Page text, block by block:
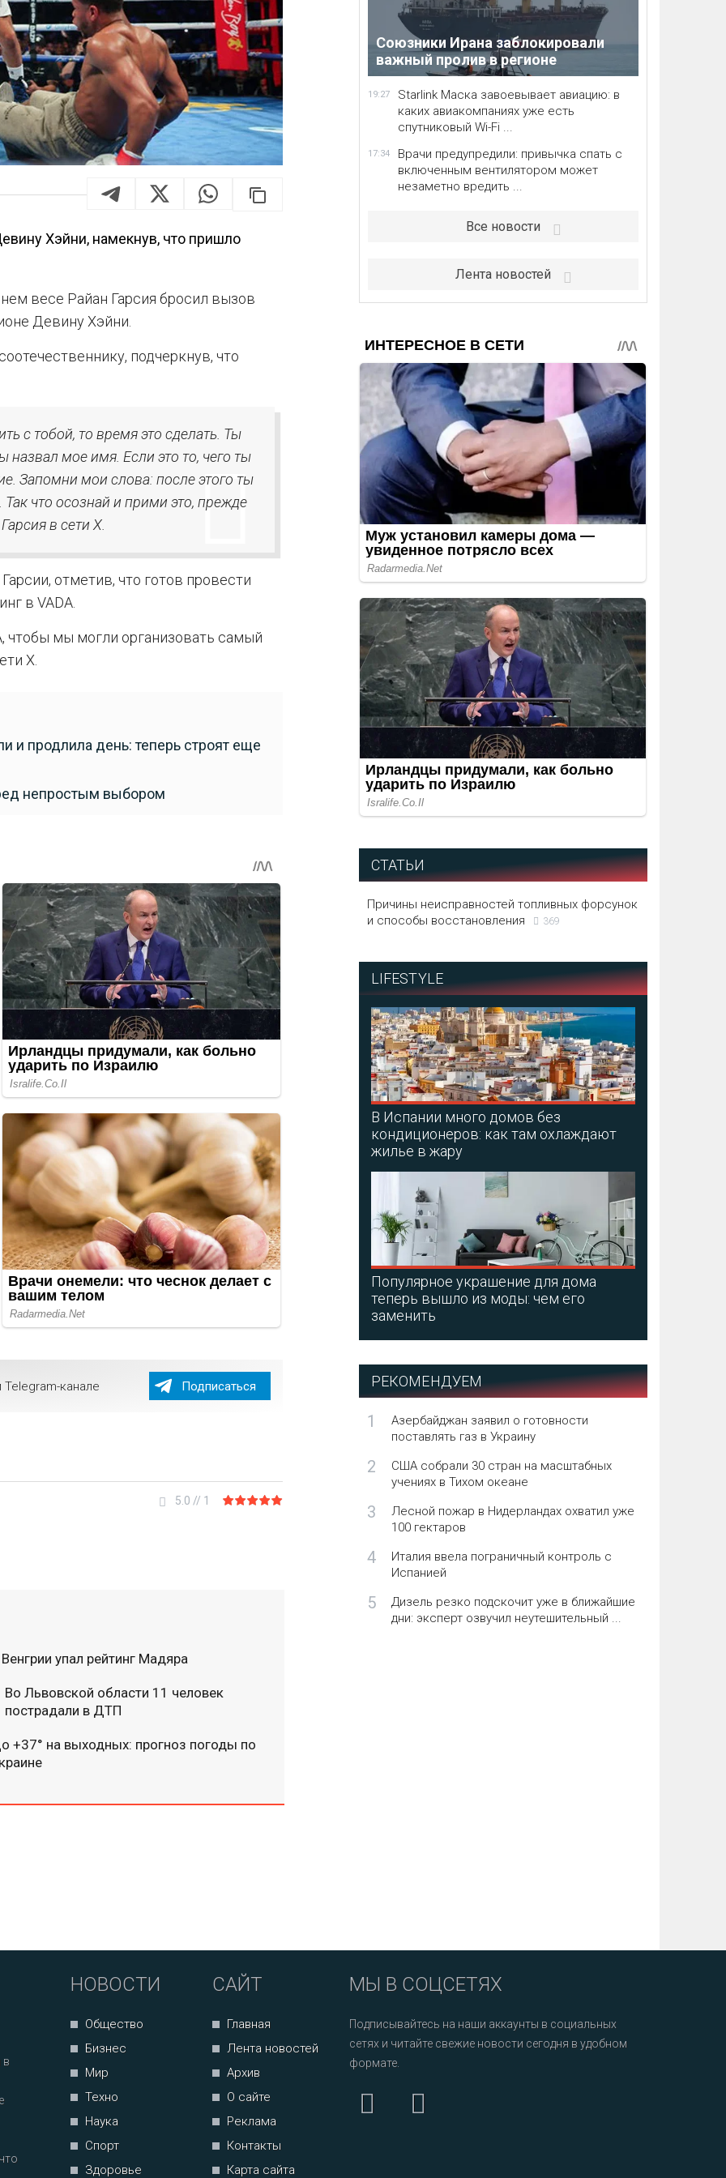
Хэйни, намекнув, что пришло
весе Райан Гарсия бросил вызов
Девину Хэйни.
подчеркнув, что
с тобой, то время это сделать. Ты
мое имя. Если это то, чего ты
Запомни мои слова: после этого ты
что осознай и прими это, прежде
в сети Х.
отметив, что готов провести
в VADA.
чтобы мы могли организовать самый
Х.
и продлила день: теперь строят еще
непростым выбором
канале Подписаться
5.0 // 1
упал рейтинг Мадяра
Во Львовской области 11 человек
пострадали в ДТП
+37° на выходных: прогноз погоды по
Союзники Ирана заблокировали
важный пролив в регионе
19:27
Starlink Маска завоевывает авиацию: в
каких авиакомпаниях уже есть
спутниковый Wi-Fi ...
17:34
Врачи предупредили: привычка спать с
включенным вентилятором может
незаметно вредить ...
Все новости
Лента новостей
СТАТЬИ
Причины неисправностей топливных форсунок
и способы восстановления
369
LIFESTYLE
В Испании много домов без
кондиционеров: как там охлаждают
жилье в жару
Популярное украшение для дома
теперь вышло из моды: чем его
заменить
РЕКОМЕНДУЕМ
1
Азербайджан заявил о готовности
поставлять газ в Украину
2
США собрали 30 стран на масштабных
учениях в Тихом океане
3
Лесной пожар в Нидерландах охватил уже
100 гектаров
4
Италия ввела пограничный контроль с
Испанией
5
Дизель резко подскочит уже в ближайшие
дни: эксперт озвучил неутешительный ...
в
НОВОСТИ
Общество
Бизнес
Мир
Техно
Наука
Спорт
Здоровье
САЙТ
Главная
Лента новостей
Архив
О сайте
Реклама
Контакты
Карта сайта
МЫ В СОЦСЕТЯХ
Подписывайтесь на наши аккаунты в социальных
сетях и читайте свежие новости сегодня в удобном
формате.